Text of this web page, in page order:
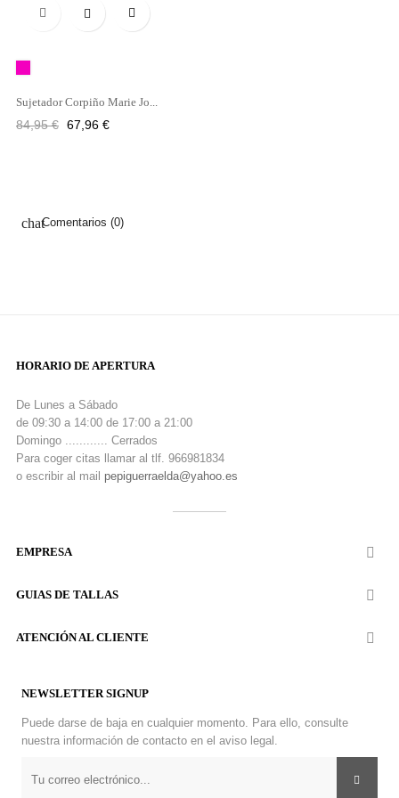

Sujetador Corpiño Marie Jo...
Precio
84,95 € Precio
67,96 €
chatComentarios (0)
HORARIO DE APERTURA
De Lunes a Sábado
de 09:30 a 14:00 de 17:00 a 21:00
Domingo ............ Cerrados
Para coger citas llamar al tlf. 966981834
o escribir al mail pepiguerraelda@yahoo.es
EMPRESA 
GUIAS DE TALLAS 
ATENCIÓN AL CLIENTE 
NEWSLETTER SIGNUP
Puede darse de baja en cualquier momento. Para ello, consulte
nuestra información de contacto en el aviso legal.